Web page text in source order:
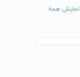
نمایش همه